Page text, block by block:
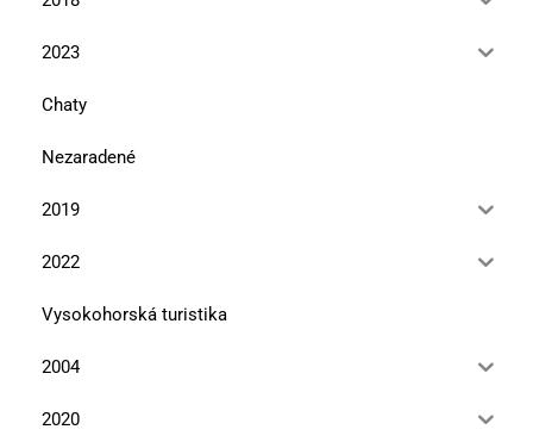
2023
Chaty
Nezaradené
2019
2022
Vysokohorská turistika
2004
2020